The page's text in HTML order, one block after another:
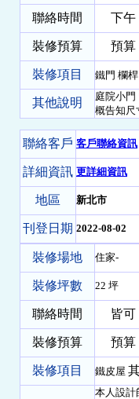
聯絡時間 下午
裝修預算 預算
裝修項目 鐵門 欄
其他說明
庭院小門
概告知尺
聯絡客戶 客戶聯絡資訊
詳細資訊 更詳細資訊
地區 新北市
刊登日期 2022-08-02
裝修場地 住家-
裝修坪數 22 坪
聯絡時間 皆可
裝修預算 預算
裝修項目 鐵皮屋
本人設計